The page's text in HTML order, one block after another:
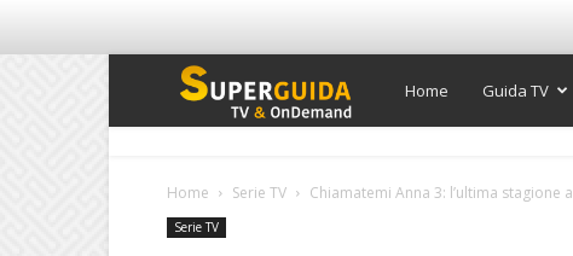
Super
Home Guida TV
Home Serie TV Chiamatemi Anna 3: l’ultima stagione
Serie TV